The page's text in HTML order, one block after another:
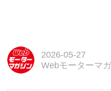
ウラ
2026-05-27
Webモーターマ